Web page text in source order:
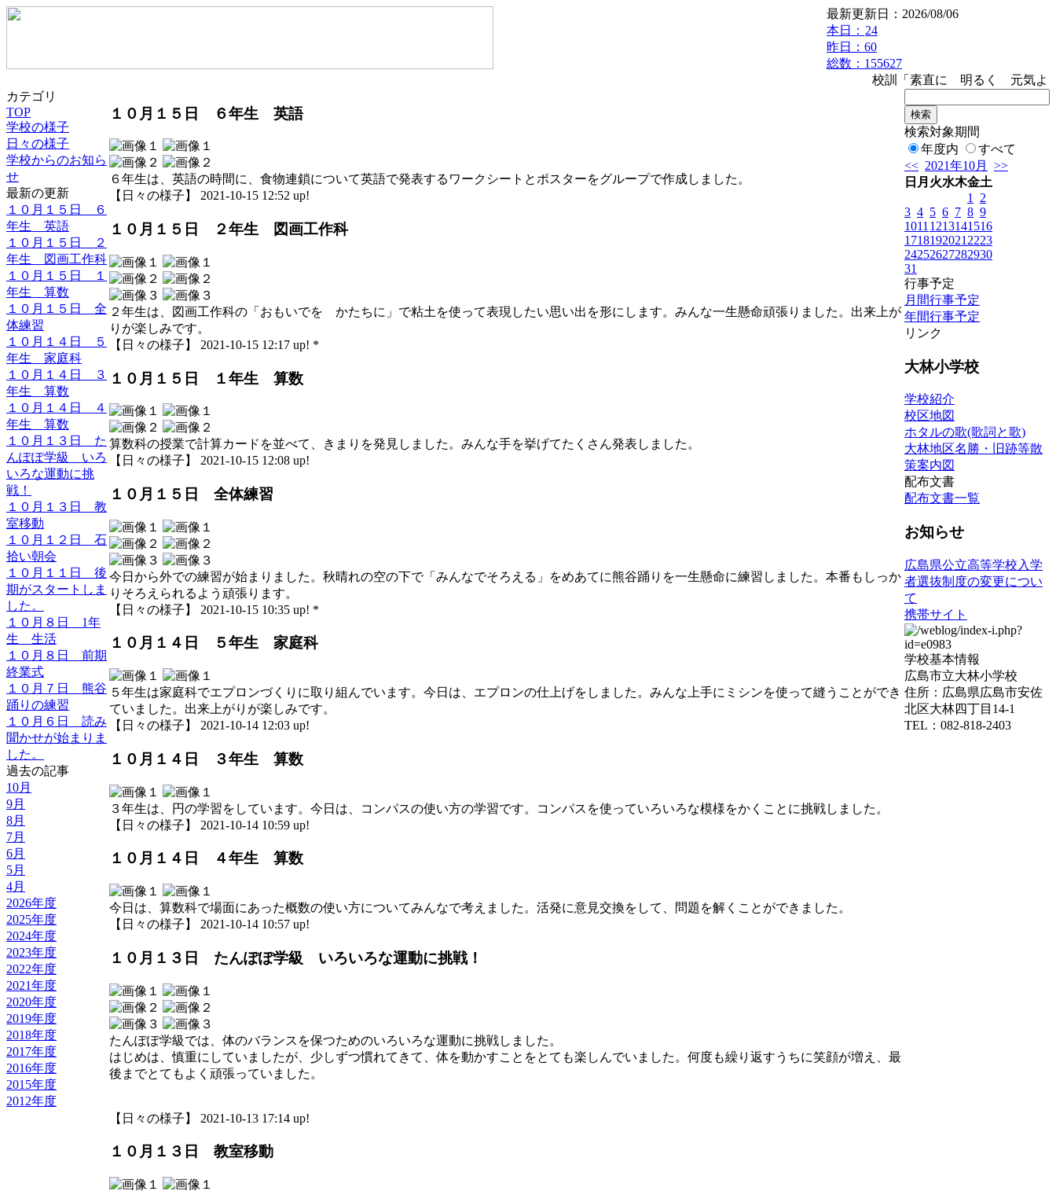
最新更新日：2026/08/06
本日： 24
昨日：60
総数：155627
校訓「素直に 明るく 元気よく」
カテゴリ
TOP
学校の様子
日々の様子
学校からのお知ら
せ
最新の更新
１０月１５日 ６
年生 英語
１０月１５日 ２
年生 図画工作科
１０月１５日 １
年生 算数
１０月１５日 全
体練習
１０月１４日 ５
年生 家庭科
１０月１４日 ３
年生 算数
１０月１４日 ４
年生 算数
１０月１３日 た
んぽぽ学級 いろ
いろな運動に挑
戦！
１０月１３日 教
室移動
１０月１２日 石
拾い朝会
１０月１１日 後
期がスタートしま
した。
１０月８日 1年
生 生活
１０月８日 前期
終業式
１０月７日 熊谷
踊りの練習
１０月６日 読み
聞かせが始まりま
した。
過去の記事
10月
9月
8月
7月
6月
5月
4月
2026年度
2025年度
2024年度
2023年度
2022年度
2021年度
2020年度
2019年度
2018年度
2017年度
2016年度
2015年度
2012年度
１０月１５日 ６年生 英語
６年生は、英語の時間に、食物連鎖について英語で発表するワークシートとポスターをグループで作成しました。
【日々の様子】 2021-10-15 12:52 up!
１０月１５日 ２年生 図画工作科
２年生は、図画工作科の「おもいでを かたちに」で粘土を使って表現したい思い出を形にします。みんな一生懸命頑張りました。出来上が
りが楽しみです。
【日々の様子】 2021-10-15 12:17 up! *
１０月１５日 １年生 算数
算数科の授業で計算カードを並べて、きまりを発見しました。みんな手を挙げてたくさん発表しました。
【日々の様子】 2021-10-15 12:08 up!
１０月１５日 全体練習
今日から外での練習が始まりました。秋晴れの空の下で「みんなでそろえる」をめあてに熊谷踊りを一生懸命に練習しました。本番もしっか
りそろえられるよう頑張ります。
【日々の様子】 2021-10-15 10:35 up! *
１０月１４日 ５年生 家庭科
５年生は家庭科でエプロンづくりに取り組んでいます。今日は、エプロンの仕上げをしました。みんな上手にミシンを使って縫うことができ
ていました。出来上がりが楽しみです。
【日々の様子】 2021-10-14 12:03 up!
１０月１４日 ３年生 算数
３年生は、円の学習をしています。今日は、コンパスの使い方の学習です。コンパスを使っていろいろな模様をかくことに挑戦しました。
【日々の様子】 2021-10-14 10:59 up!
１０月１４日 ４年生 算数
今日は、算数科で場面にあった概数の使い方についてみんなで考えました。活発に意見交換をして、問題を解くことができました。
【日々の様子】 2021-10-14 10:57 up!
１０月１３日 たんぽぽ学級 いろいろな運動に挑戦！
たんぽぽ学級では、体のバランスを保つためのいろいろな運動に挑戦しました。
はじめは、慎重にしていましたが、少しずつ慣れてきて、体を動かすことをとても楽しんでいました。何度も繰り返すうちに笑顔が増え、最
後までとてもよく頑張っていました。
【日々の様子】 2021-10-13 17:14 up!
１０月１３日 教室移動
検索対象期間
年度内
すべて
<< 2021年10月
>>
日 月 火水木金土
1
2
3 4 5 6 7 8 9
1011 1213141516
1718192021 2223
24252627282930
31
行事予定
月間行事予定
年間行事予定
リンク
大林小学校
学校紹介
校区地図
ホタルの歌(歌詞と歌)
大林地区名勝・旧跡等散
策案内図
配布文書
配布文書一覧
お知らせ
広島県公立高等学校入学
者選抜制度の変更につい
て
携帯サイト
学校基本情報
広島市立大林小学校
住所：広島県広島市安佐
北区大林四丁目14-1
TEL：082-818-2403